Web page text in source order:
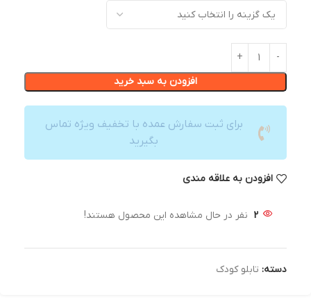
افزودن به سبد خرید
برای ثبت سفارش عمده با تخفیف ویژه تماس
بگیرید
افزودن به علاقه مندی
2 نفر در حال مشاهده این محصول هستند!
دسته: تابلو کودک